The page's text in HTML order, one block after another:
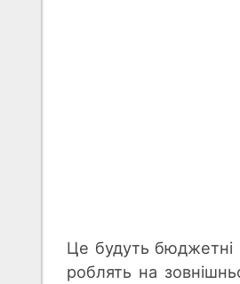
Це будуть бюджетні
роблять на